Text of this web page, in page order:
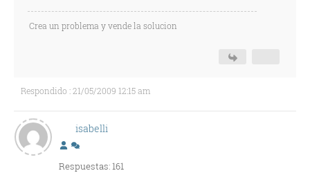
Crea un problema y vende la solucion
Respondido : 21/05/2009 12:15 am
isabelli
Respuestas: 161